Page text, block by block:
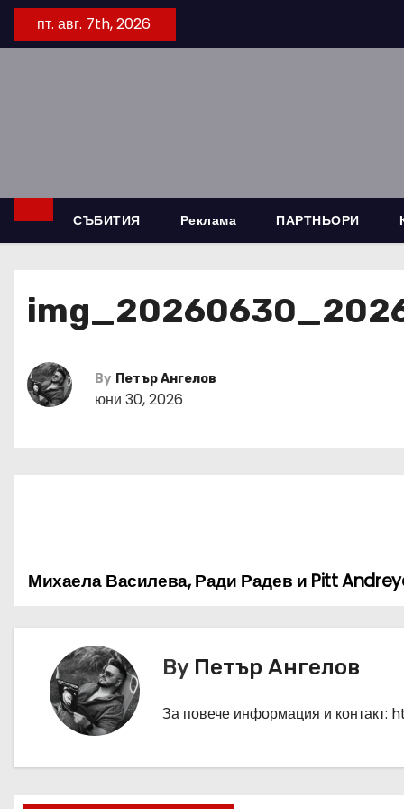
t
пт. авг. 7th, 2026
СЪБИТИЯ Реклама ПАРТНЬОРИ
By Петър Ангелов
юни 30, 2026
Н
а
а
Михаела Василева, Ради Радев и Pitt
By Петър Ангелов
За повече информация и